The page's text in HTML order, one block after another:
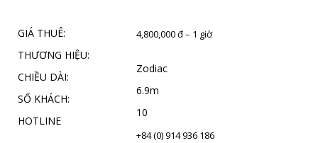
GIÁ THUÊ:
THƯƠNG HIỆU:
CHIỀU DÀI:
SỐ KHÁCH:
HOTLINE
4,800,000 đ – 1 giờ
Zodiac
6.9m
10
+84 (0) 914 936 186